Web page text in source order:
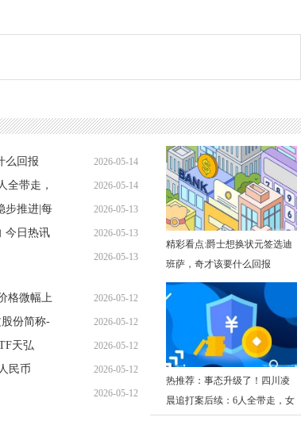
么回报 2026-05-14
09:27:08
全带走，
2026-05-14
06:34:27
步推进|每
2026-05-13
21:25:29
今日热讯 2026-05-13
18:10:35
2026-05-13
格微幅上
2026-05-12
20:09:34
份简称-
2026-05-12
17:03:30
天弘
居同标
2026-05-12
14:05:02
民币 2026-05-12
11:09:14
2026-05-12
精彩看点:爵士想换状元签选迪
班萨，奇才该要什么回报
热推荐：事态升级了！四川凌
晨追打案后续：6人全带走，女